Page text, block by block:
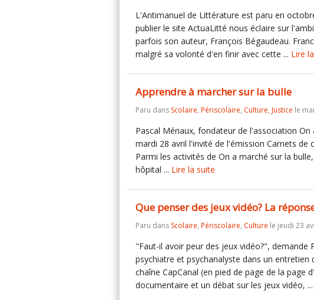
L'Antimanuel de Littérature est paru en
publier le site ActuaLitté nous éclaire sur
parfois son auteur, François Bégaudeau.
malgré sa volonté d'en finir avec cette ... Lire
Apprendre à marcher sur la bulle
Paru dans Scolaire, Périscolaire, Culture, Justice le
Pascal Mériaux, fondateur de l'association
mardi 28 avril l'invité de l'émission Carnets de
Parmi les activités de On a marché sur la
hôpital ... Lire la suite
Que penser des jeux vidéo? La
Paru dans Scolaire, Périscolaire, Culture le jeudi 23
"Faut-il avoir peur des jeux vidéo?", demande
psychiatre et psychanalyste dans un entretien
chaîne CapCanal (en pied de page de la page
documentaire et un débat sur les jeux vidéo, ...